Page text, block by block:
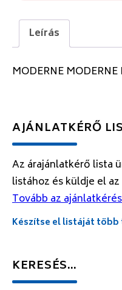
Leírás
MODERNE
AJÁNLATKÉRŐ
Az árajánlatkérő lista
listához és küldje el
Tovább az
Készítse el listáját
KERESÉS…